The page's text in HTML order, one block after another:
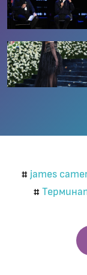
# james
#